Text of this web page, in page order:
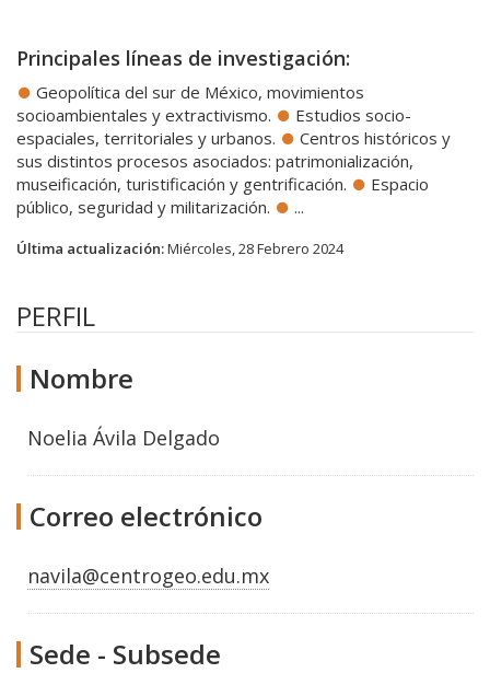
Principales líneas de investigación:
Geopolítica del sur de México, movimientos
socioambientales y extractivismo.
Estudios socio-
espaciales, territoriales y urbanos.
Centros históricos y
sus distintos procesos asociados: patrimonialización,
museificación, turistificación y gentrificación.
Espacio
público, seguridad y militarización.
...
Última actualización:Miércoles, 28 Febrero 2024
PERFIL
Nombre
Noelia Ávila Delgado
Correo electrónico
navila@centrogeo.edu.mx
Sede - Subsede